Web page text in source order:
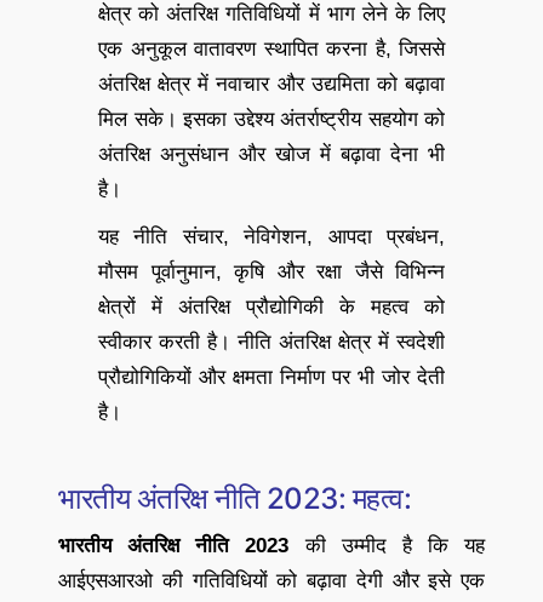
क्षेत्र को अंतरिक्ष गतिविधियों में भाग लेने के लिए
एक अनुकूल वातावरण स्थापित करना है, जिससे
अंतरिक्ष क्षेत्र में नवाचार और उद्यमिता को बढ़ावा
मिल सके। इसका उद्देश्य अंतर्राष्ट्रीय सहयोग को
अंतरिक्ष अनुसंधान और खोज में बढ़ावा देना भी
है।
यह नीति संचार, नेविगेशन, आपदा प्रबंधन,
मौसम पूर्वानुमान, कृषि और रक्षा जैसे विभिन्न
क्षेत्रों में अंतरिक्ष प्रौद्योगिकी के महत्व को
स्वीकार करती है। नीति अंतरिक्ष क्षेत्र में स्वदेशी
प्रौद्योगिकियों और क्षमता निर्माण पर भी जोर देती
है।
भारतीय अंतरिक्ष नीति 2023: महत्व:
भारतीय अंतरिक्ष नीति 2023 की उम्मीद है कि यह
आईएसआरओ की गतिविधियों को बढ़ावा देगी और इसे एक